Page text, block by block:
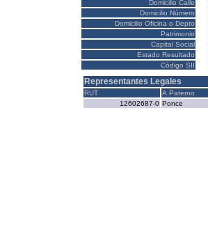
Domicilio Calle
Domicilio Número
Domicilio Oficina o Depto
Patrimonio
Capital Social
Estado Resultado
Código SII
Representantes Legales
RUT A.Paterno
12602687-0 Ponce